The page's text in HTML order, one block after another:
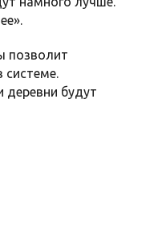
позволит
деревни будут